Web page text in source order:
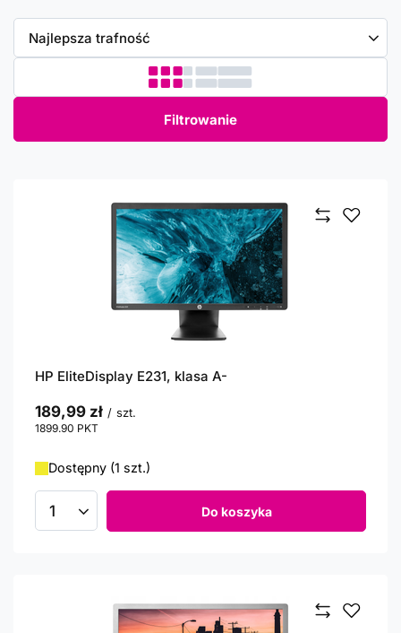
Zmień sortowanie
Najlepsza trafność
Filtrowanie
HP EliteDisplay E231, klasa A-
189,99 zł / szt.
1899.90 PKT
Dostępny (1 szt.)
Ilość produktów Do koszyka